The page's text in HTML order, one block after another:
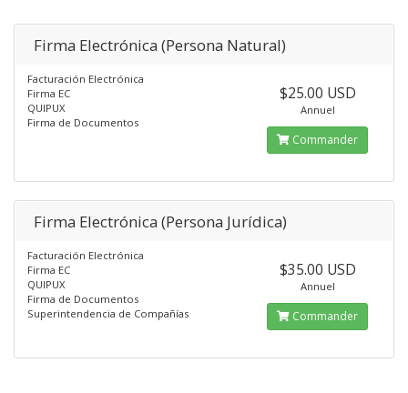
Firma Electrónica (Persona Natural)
Facturación Electrónica
Firma EC
QUIPUX
Firma de Documentos
$25.00 USD
Annuel
Commander
Firma Electrónica (Persona Jurídica)
Facturación Electrónica
Firma EC
QUIPUX
Firma de Documentos
Superintendencia de Compañías
$35.00 USD
Annuel
Commander